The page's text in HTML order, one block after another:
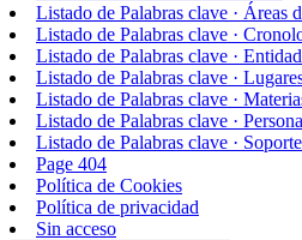
Listado de Palabras clave · Áreas
Listado de Palabras clave ·
Listado de Palabras clave ·
Listado de Palabras clave ·
Listado de Palabras clave ·
Listado de Palabras clave ·
Listado de Palabras clave ·
Page 404
Política de Cookies
Política de privacidad
Sin acceso